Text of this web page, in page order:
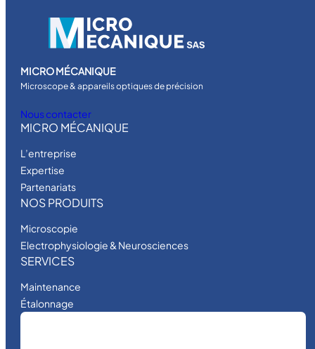
MICRO MÉCANIQUE
Microscope & appareils optiques de précision
Nous contacter
MICRO MÉCANIQUE
L’entreprise
Expertise
Partenariats
NOS PRODUITS
Microscopie
Electrophysiologie & Neurosciences
SERVICES
Maintenance
Étalonnage